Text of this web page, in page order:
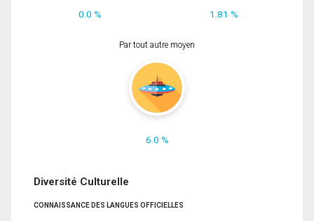
0.0 % 1.81 %
Par tout autre moyen
6.0 %
Diversité Culturelle
CONNAISSANCE DES LANGUES OFFICIELLES